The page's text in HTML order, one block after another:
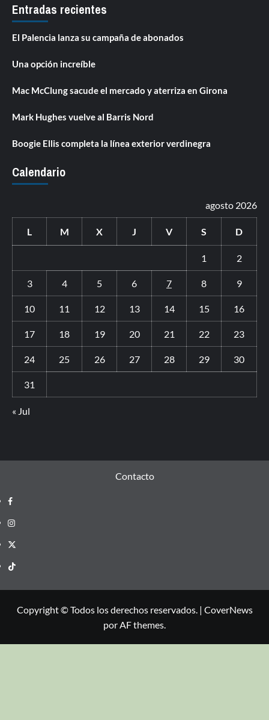
Entradas recientes
El Palencia lanza su campaña de abonados
Una opción increíble
Mac McClung sacude el mercado y aterriza en Girona
Mark Hughes vuelve al Barris Nord
Boogie Ellis completa la línea exterior verdinegra
Calendario
agosto 2026
L M X J V S D
1 2
3 4 5 6 7 8 9
10 11 12 13 14 15 16
17 18 19 20 21 22 23
24 25 26 27 28 29 30
31
« Jul
Contacto
Copyright © Todos los derechos reservados. | CoverNews
por AF themes.